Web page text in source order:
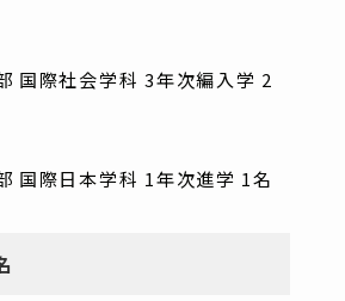
国際社会学科 3年次編入学 2
国際日本学科 1年次進学 1名